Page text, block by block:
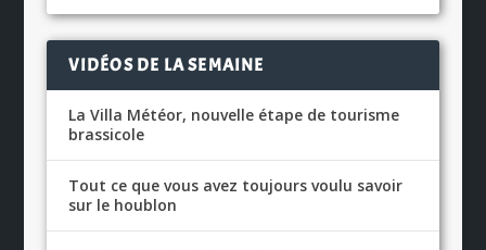
VIDÉOS DE LA SEMAINE
La Villa Météor, nouvelle étape de tourisme
brassicole
Tout ce que vous avez toujours voulu savoir
sur le houblon